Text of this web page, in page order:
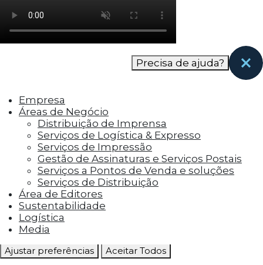
como os visitantes interagem com o site. Esses
cookies ajudam a fornecer informações sobre
as métricas do número de visitantes, taxa de
rejeição, origem do tráfego, etc.
funcionalidades, como compartilhar o
conteúdo do site em plataformas de social
media, coletar feedbacks e outros recursos de
terceiros.
Cookies Marketing
Os cookies de marketing são usados para
entregar aos visitantes anúncios
personalizados com base nas páginas que eles
visitaram antes e analisar a eficácia da
campanha publicitária.
Ajustar preferências Aceitar Todos
Precisa de ajuda?
Empresa
Áreas de Negócio
Distribuição de Imprensa
Serviços de Logística & Expresso
Serviços de Impressão
Gestão de Assinaturas e Serviços Postais
Serviços a Pontos de Venda e soluções
Serviços de Distribuição
Área de Editores
Sustentabilidade
Logística
Media